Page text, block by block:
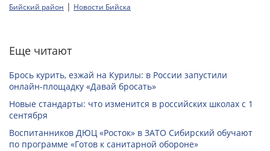
Бийский район | Новости Бийска
Еще читают
Брось курить, езжай на Курилы: в России запустили
онлайн-­площадку «Давай бросать»
Новые стандарты: что изменится в российских школах с 1
сентября
Воспитанников ДЮЦ «Росток» в ЗАТО Сибирский обучают
по программе «Готов к санитарной обороне»